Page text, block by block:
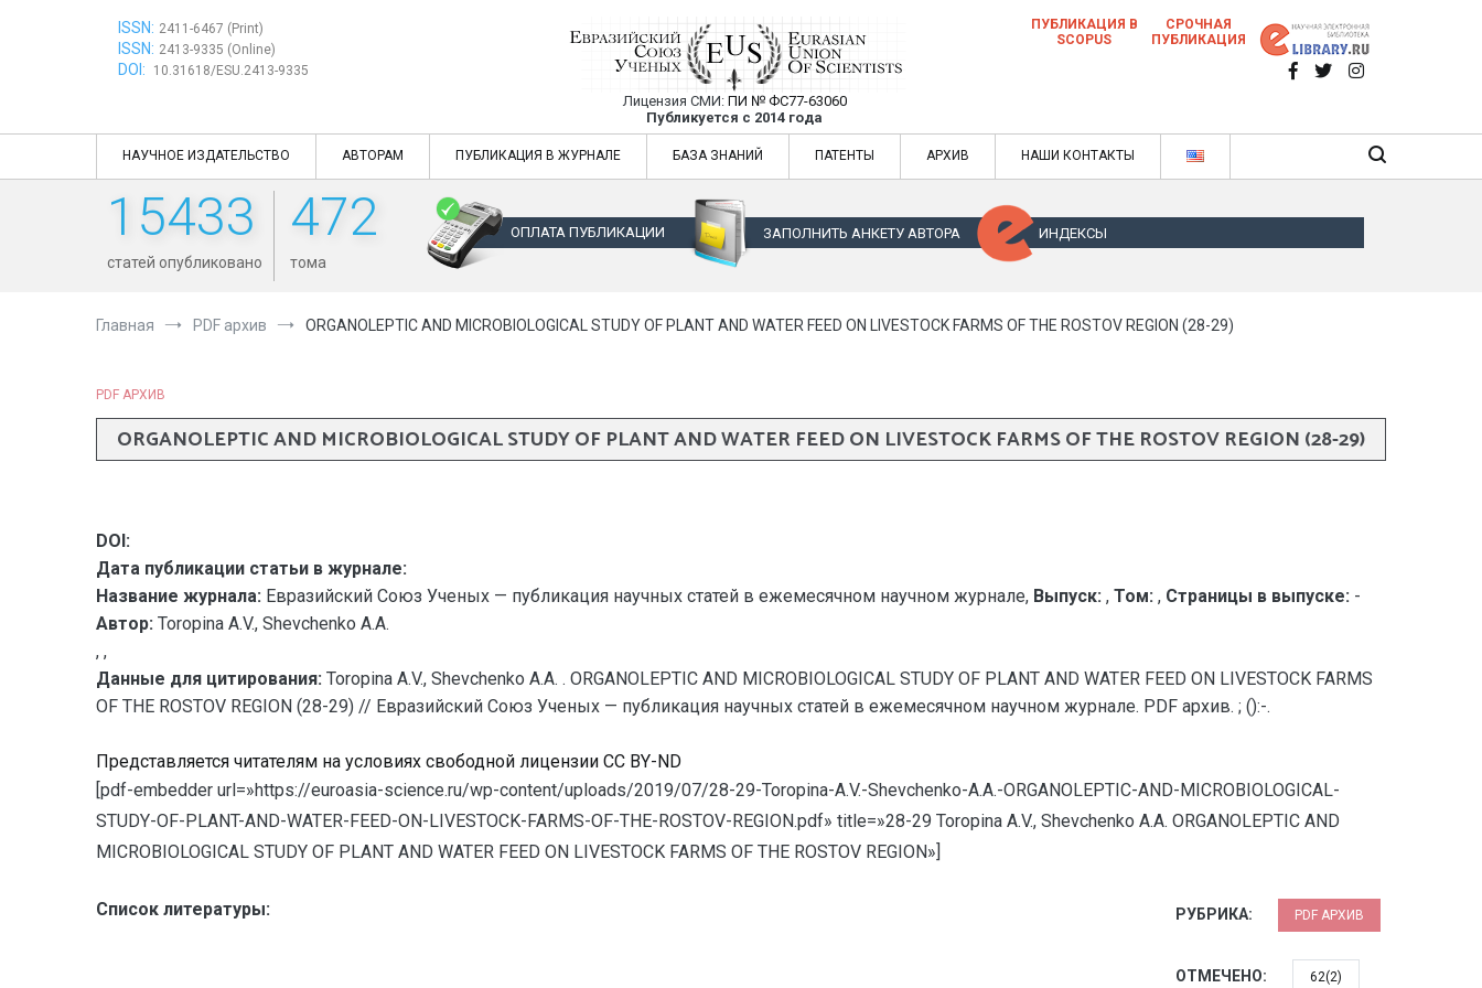
ISSN: 2411-6467 (Print)
ISSN: 2413-9335 (Online)
DOI: 10.31618/ESU.2413-9335
Евразийский Союз Ученых — публикация научных статей в ежемесячном научном
журнале
Лицензия СМИ: ПИ № ФС77-63060
Публикуется с 2014 года
Евразийский Союз Ученых — публикация научных статей в ежемесячном научном журнале
ПУБЛИКАЦИЯ В
SCOPUS
СРОЧНАЯ
ПУБЛИКАЦИЯ
НАУЧНОЕ ИЗДАТЕЛЬСТВО АВТОРАМ ПУБЛИКАЦИЯ В ЖУРНАЛЕ БАЗА ЗНАНИЙ ПАТЕНТЫ АРХИВ НАШИ КОНТАКТЫ
15433
статей опубликовано
472
тома
ОПЛАТА ПУБЛИКАЦИИ ЗАПОЛНИТЬ АНКЕТУ АВТОРА ИНДЕКСЫ
Главная PDF архив ORGANOLEPTIC AND MICROBIOLOGICAL STUDY OF PLANT AND WATER FEED ON LIVESTOCK FARMS OF THE ROSTOV REGION (28-29)
PDF АРХИВ
ORGANOLEPTIC AND MICROBIOLOGICAL STUDY OF PLANT AND WATER FEED ON LIVESTOCK FARMS OF THE ROSTOV REGION (28-29)
DOI:
Дата публикации статьи в журнале:
Название журнала: Евразийский Союз Ученых — публикация научных статей в ежемесячном научном журнале, Выпуск: , Том: , Страницы в выпуске: -
Автор: Toropina A.V., Shevchenko A.A.
, ,
Данные для цитирования: Toropina A.V., Shevchenko A.A. . ORGANOLEPTIC AND MICROBIOLOGICAL STUDY OF PLANT AND WATER FEED ON LIVESTOCK FARMS
OF THE ROSTOV REGION (28-29) // Евразийский Союз Ученых — публикация научных статей в ежемесячном научном журнале. PDF архив. ; ():-.
Представляется читателям на условиях свободной лицензии CC BY-ND
[pdf-embedder url=»https://euroasia-science.ru/wp-content/uploads/2019/07/28-29-Toropina-A.V.-Shevchenko-A.A.-ORGANOLEPTIC-AND-MICROBIOLOGICAL-
STUDY-OF-PLANT-AND-WATER-FEED-ON-LIVESTOCK-FARMS-OF-THE-ROSTOV-REGION.pdf» title=»28-29 Toropina A.V., Shevchenko A.A. ORGANOLEPTIC AND
MICROBIOLOGICAL STUDY OF PLANT AND WATER FEED ON LIVESTOCK FARMS OF THE ROSTOV REGION»]
Список литературы: РУБРИКА: PDF АРХИВ
ОТМЕЧЕНО: 62(2)